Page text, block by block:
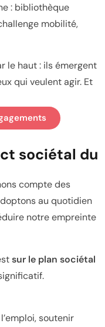
: bibliothèque
mobilité,
le haut : ils émergent
qui veulent agir. Et
sociétal du
compte des
au quotidien
notre empreinte
sur le plan sociétal
soutenir